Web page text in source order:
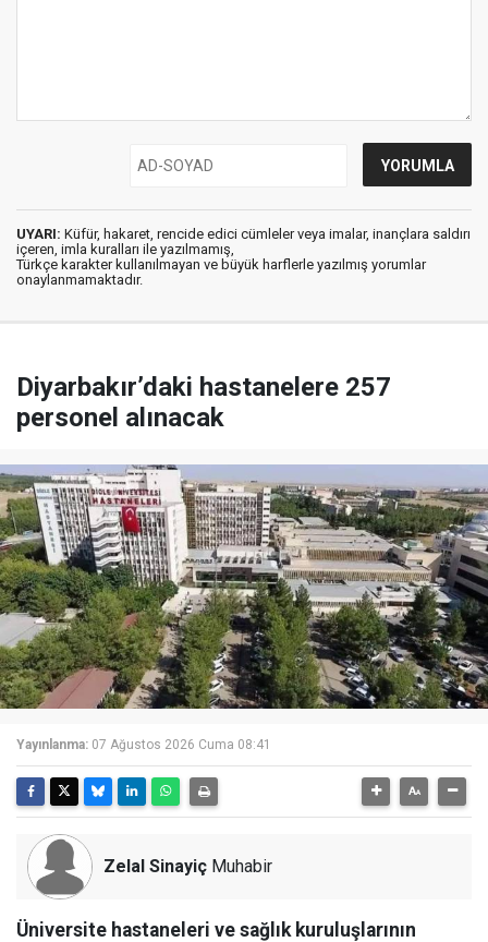
UYARI: Küfür, hakaret, rencide edici cümleler veya imalar, inançlara saldırı
içeren, imla kuralları ile yazılmamış,
Türkçe karakter kullanılmayan ve büyük harflerle yazılmış yorumlar
onaylanmamaktadır.
Diyarbakır’daki hastanelere 257
personel alınacak
Yayınlanma: 07 Ağustos 2026 Cuma 08:41
Zelal Sinayiç Muhabir
Üniversite hastaneleri ve sağlık kuruluşlarının